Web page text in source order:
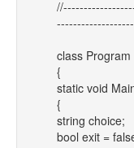
class Program
{
static void
{
string choice;
bool exit =